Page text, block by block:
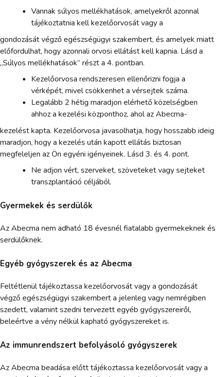
Vannak súlyos mellékhatások, amelyekről azonnal
tájékoztatnia kell kezelőorvosát vagy a
gondozását végző egészségügyi szakembert, és amelyek miatt
előfordulhat, hogy azonnali orvosi ellátást kell kapnia. Lásd a
„Súlyos mellékhatások” részt a 4. pontban.
Kezelőorvosa rendszeresen ellenőrizni fogja a
vérképét, mivel csökkenhet a vérsejtek száma.
Legalább 2 hétig maradjon elérhető közelségben
ahhoz a kezelési központhoz, ahol az Abecma-
kezelést kapta. Kezelőorvosa javasolhatja, hogy hosszabb ideig
maradjon, hogy a kezelés után kapott ellátás biztosan
megfeleljen az Ön egyéni igényeinek. Lásd 3. és 4. pont.
Ne adjon vért, szerveket, szöveteket vagy sejteket
transzplantáció céljából.
Gyermekek és serdülők
Az Abecma nem adható 18 évesnél fiatalabb gyermekeknek és
serdülőknek.
Egyéb gyógyszerek és az Abecma
Feltétlenül tájékoztassa kezelőorvosát vagy a gondozását
végző egészségügyi szakembert a jelenleg vagy nemrégiben
szedett, valamint szedni tervezett egyéb gyógyszereiről,
beleértve a vény nélkül kapható gyógyszereket is.
Az immunrendszert befolyásoló gyógyszerek
Az Abecma beadása előtt tájékoztassa kezelőorvosát vagy a